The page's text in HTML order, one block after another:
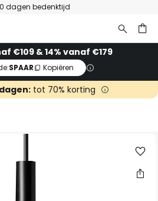
dagen bedenktijd
€109 & 14% vanaf €179
SPAAR Kopiëren
tot 70% korting